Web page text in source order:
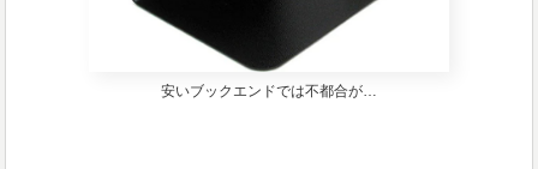
安いブックエンドでは不都合が…